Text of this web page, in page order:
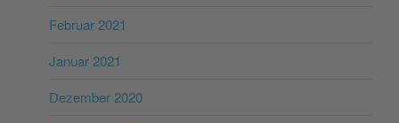
Februar 2021
Januar 2021
Dezember 2020